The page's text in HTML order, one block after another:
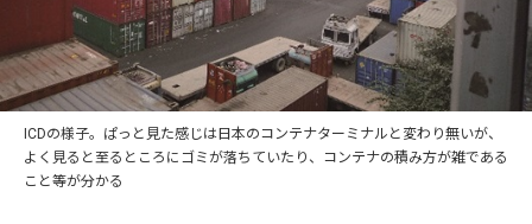
ICDの様子。ぱっと見た感じは日本のコンテナターミナルと変わり無いが、
よく見ると至るところにゴミが落ちていたり、コンテナの積み方が雑である
こと等が分かる